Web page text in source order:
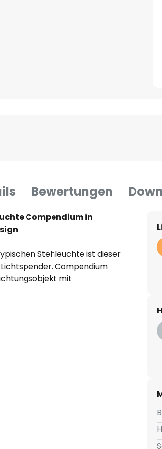
Bewertungen
Compendium in
Stehleuchte ist dieser
Compendium
mit
die Stehleuchte perfekt zur
Stab empor, der mit einer
abgeschirmt sind. Das
schmalen Bereich aus und
zur Wand für eine
ausgestattet